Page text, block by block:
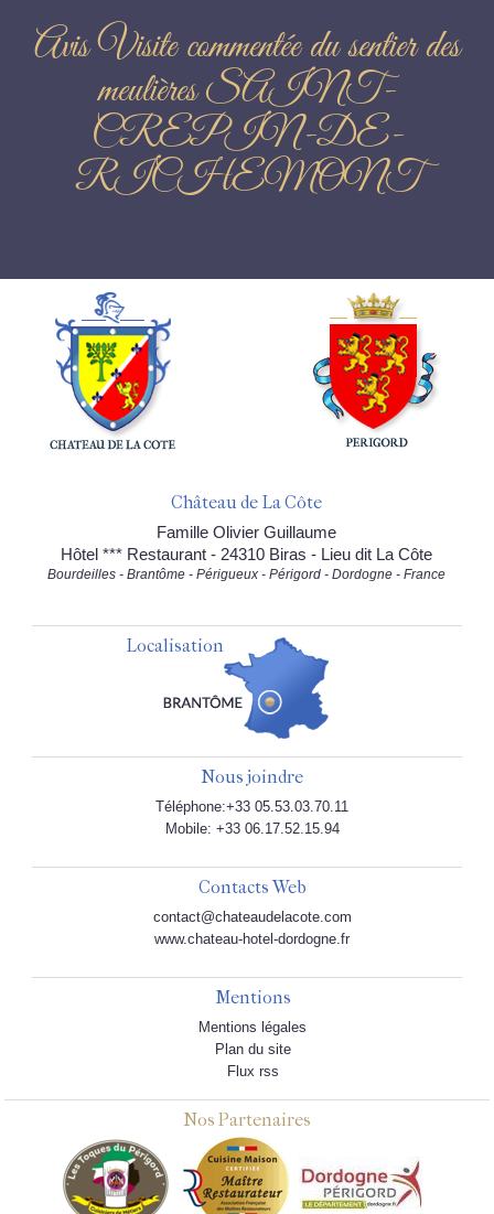
Avis Visite commentée du sentier des
meulières SAINT-
CREPIN-DE-
RICHEMONT
Château de La Côte
Famille Olivier Guillaume
Hôtel *** Restaurant - 24310 Biras - Lieu dit La Côte
Bourdeilles - Brantôme - Périgueux - Périgord - Dordogne - France
Localisation
Nous joindre
Téléphone:+33 05.53.03.70.11
Mobile: +33 06.17.52.15.94
Contacts Web
contact@chateaudelacote.com
www.chateau-hotel-dordogne.fr
Mentions
Mentions légales
Plan du site
Flux rss
Nos Partenaires